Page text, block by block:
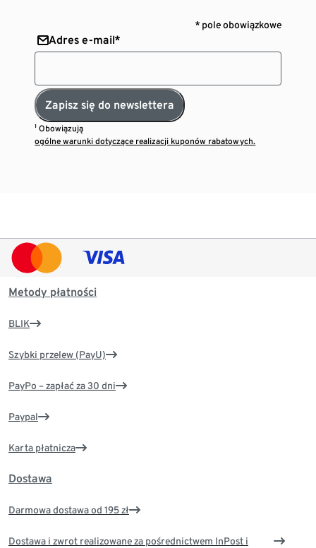
* pole obowiązkowe
Adres e-mail*
Zapisz się do newslettera
¹ Obowiązują
ogólne warunki dotyczące realizacji kuponów rabatowych.
Metody płatności
BLIK
Szybki przelew (PayU)
PayPo – zapłać za 30 dni
Paypal
Karta płatnicza
Dostawa
Darmowa dostawa od 195 zł
Dostawa i zwrot realizowane za pośrednictwem InPost i